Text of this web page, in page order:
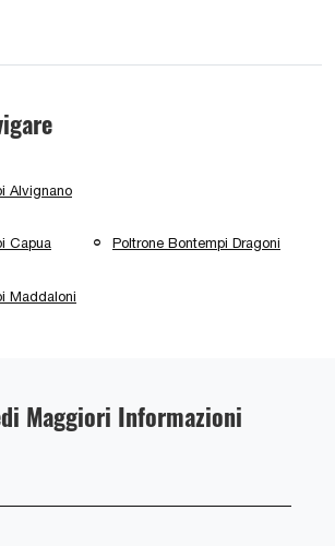
Alvignano
Capua Poltrone Bontempi Dragoni
Maddaloni
Maggiori Informazioni